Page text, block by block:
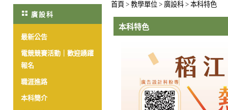
廣設科
最新公告
電競競賽活動｜歡迎踴躍
報名
職涯進路
本科簡介
首頁 > 教學單位 > 廣設科 > 本科特色
本科特色